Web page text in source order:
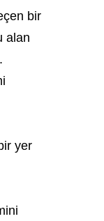
bir
alan
yer